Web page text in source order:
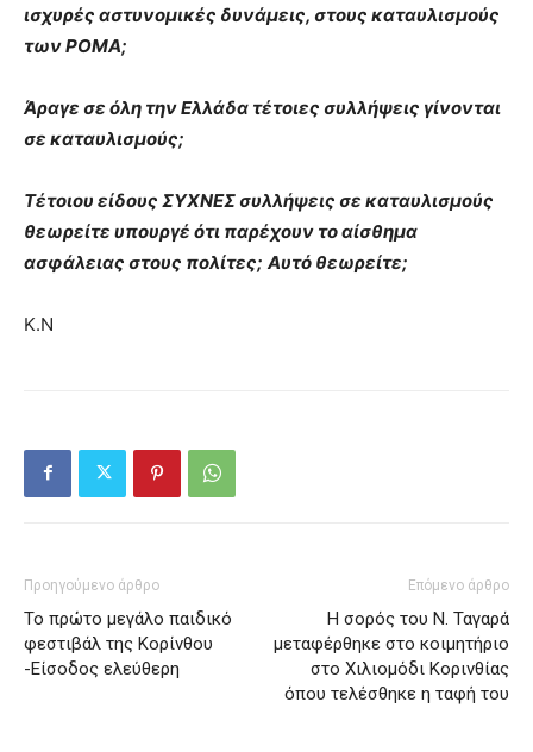
ισχυρές αστυνομικές δυνάμεις, στους καταυλισμούς
των ΡΟΜΑ;
Άραγε σε όλη την Ελλάδα τέτοιες συλλήψεις γίνονται
σε καταυλισμούς;
Τέτοιου είδους ΣΥΧΝΕΣ συλλήψεις σε καταυλισμούς
θεωρείτε υπουργέ ότι παρέχουν το αίσθημα
ασφάλειας στους πολίτες; Αυτό θεωρείτε;
Κ.Ν
Προηγούμενο άρθρο
Το πρώτο μεγάλο παιδικό
φεστιβάλ της Κορίνθου
-Είσοδος ελεύθερη
Επόμενο άρθρο
Η σορός του Ν. Ταγαρά
μεταφέρθηκε στο κοιμητήριο
στο Χιλιομόδι Κορινθίας
όπου τελέσθηκε η ταφή του